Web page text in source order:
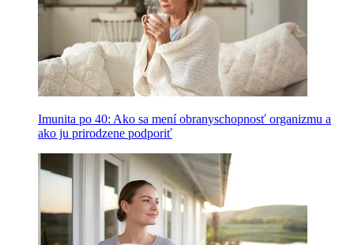
Imunita po 40: Ako sa mení obranyschopnosť organizmu a
ako ju prirodzene podporiť